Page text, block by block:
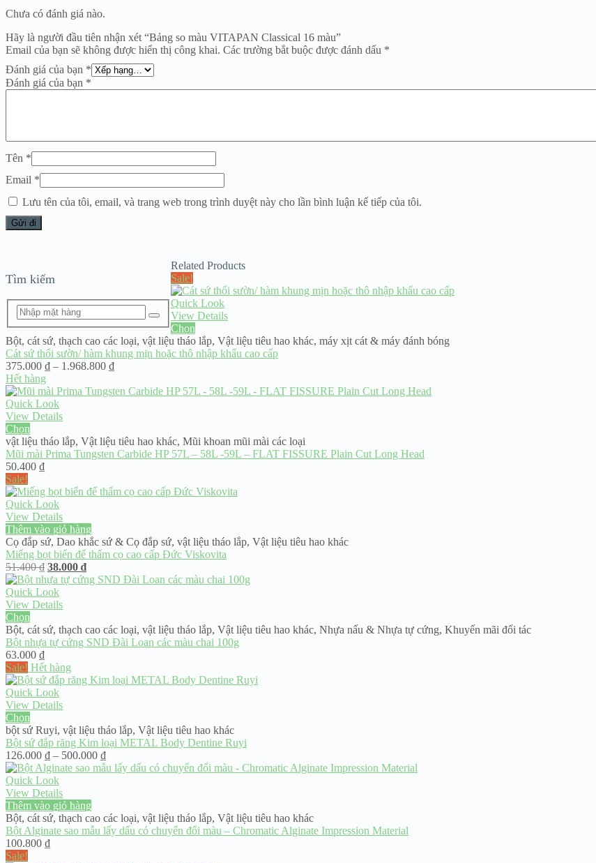
Chưa có đánh giá nào.
Hãy là người đầu tiên nhận xét “Bảng so màu VITAPAN Classical 16 màu”
Email của bạn sẽ không được hiển thị công khai. Các trường bắt buộc được đánh dấu *
Đánh giá của bạn *
Đánh giá của bạn *
Tên *
Email *
Lưu tên của tôi, email, và trang web trong trình duyệt này cho lần bình luận kế tiếp của tôi.
Tìm kiếm
Related Products
Sale!
Quick Look
View Details
Chọn
Bột, cát sứ, thạch cao các loại, vật liệu tháo lắp, Vật liệu tiêu hao khác, máy xịt cát & máy đánh bóng
Cát sứ thổi sườn/ hàm khung mịn hoặc thô nhập khẩu cao cấp
375.000 ₫ – 1.968.800 ₫Khoảng
từ
Hết hàng
Quick Look
View Details
Chọn
vật liệu tháo lắp, Vật liệu tiêu hao khác, Mũi khoan mũi mài các loại
Mũi mài Prima Tungsten Carbide HP 57L – 58L -59L – FLAT FISSURE Plain Cut Long Head
50.400 ₫
Sale!
Quick Look
View Details
Thêm vào giỏ hàng
Cọ đắp sứ, Dao khắc sứ & Cọ đắp sứ, vật liệu tháo lắp, Vật liệu tiêu hao khác
Miếng bọt biển để thấm cọ cao cấp Đức Viskovita
51.400₫ Giá
gốc
là:
51.400 ₫.
38.000 ₫Giá
hiện
Quick Look
View Details
Chọn
Bột, cát sứ, thạch cao các loại, vật liệu tháo lắp, Vật liệu tiêu hao khác, Nhựa nấu & Nhựa tự cứng, Khuyến mãi đối tác
Bột nhựa tự cứng SND Đài Loan các màu chai 100g
63.000 ₫
Sale! Hết hàng
Quick Look
View Details
Chọn
bột sứ Ruyi, vật liệu tháo lắp, Vật liệu tiêu hao khác
Bột sứ đắp răng Kim loại METAL Body Dentine Ruyi
126.000 ₫ – 500.000 ₫Khoảng
giá:
500.000 ₫
Quick Look
View Details
Thêm vào giỏ hàng
Bột, cát sứ, thạch cao các loại, vật liệu tháo lắp, Vật liệu tiêu hao khác
Bột Alginate sao mẫu lấy dấu có chuyển đổi màu – Chromatic Alginate Impression Material
100.800 ₫
Sale!